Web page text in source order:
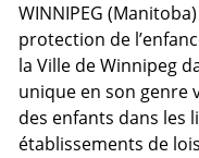
WINNIPEG
protection de
la Ville de Winnipeg
unique en son genre
des enfants dans les
établissements de